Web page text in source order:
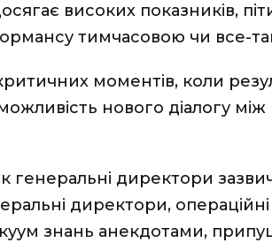
високих показників,
тимчасовою чи все-
моментів, коли
нового діалогу між
генеральні директори
директори,
знань анекдотами,